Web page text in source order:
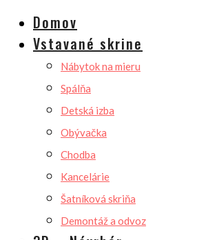
Domov
Vstavané skrine
Nábytok na mieru
Spálňa
Detská izba
Obývačka
Chodba
Kancelárie
Šatníková skriňa
Demontáž a odvoz